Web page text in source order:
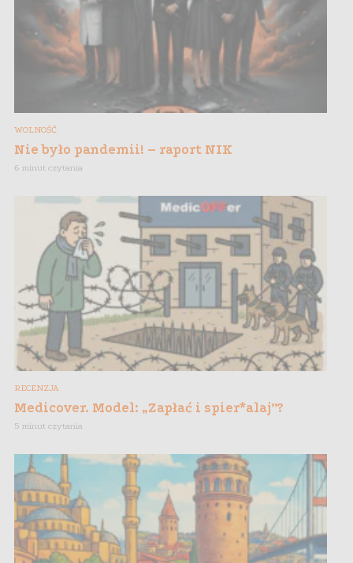
WOLNOŚĆ
Nie było pandemii! – raport NIK
6 minut czytania
RECENZJA
Medicover. Model: „Zapłać i spier*alaj”?
5 minut czytania